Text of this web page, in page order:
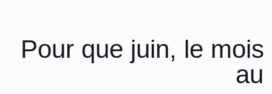
Pour que juin, le
au